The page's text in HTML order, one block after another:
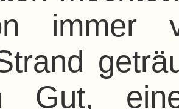
immer
Gut,